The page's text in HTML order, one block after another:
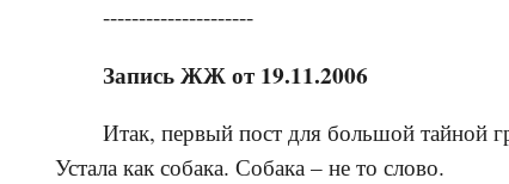
---------------------
Запись ЖЖ от 19.11.2006
Итак, первый пост для большой тайной
Устала как собака. Собака – не то слово.